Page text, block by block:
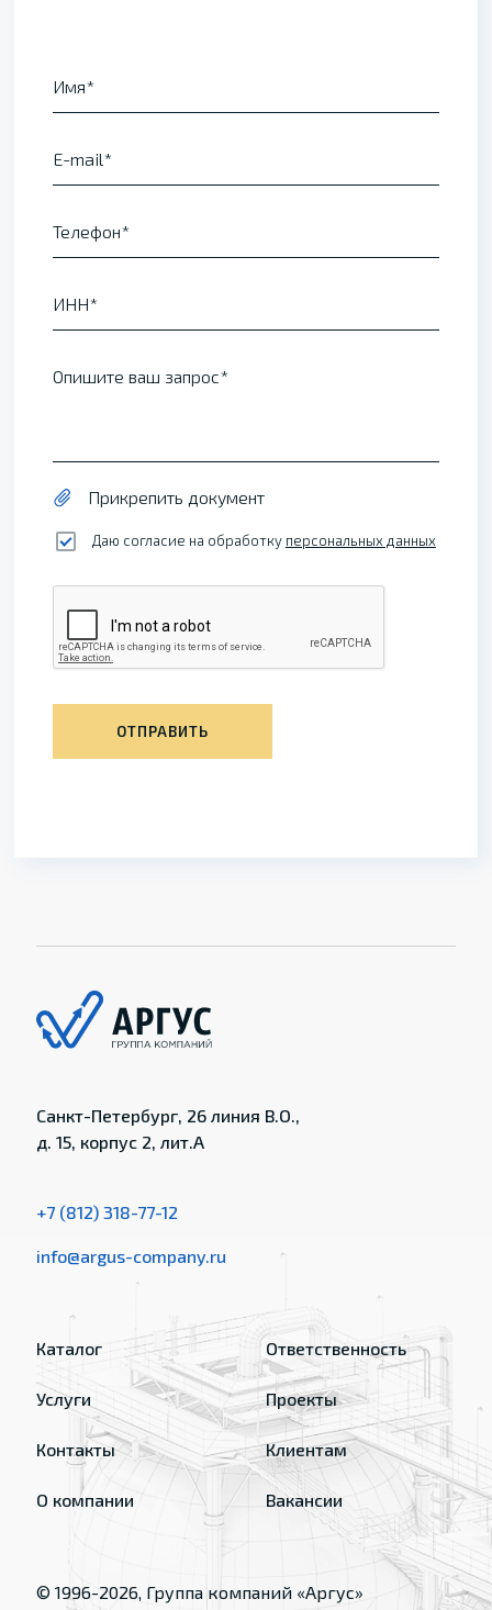
Имя
E-mail
Телефон
ИНН
Опишите ваш запрос
Прикрепить документ
Даю согласие на обработку персональных данных
ОТПРАВИТЬ
Санкт-Петербург, 26 линия В.О.,
д. 15, корпус 2, лит.А
+7 (812) 318-77-12
info@argus-company.ru
Каталог
Услуги
Контакты
О компании
Ответственность
Проекты
Клиентам
Вакансии
© 1996-2026, Группа компаний «Аргус»